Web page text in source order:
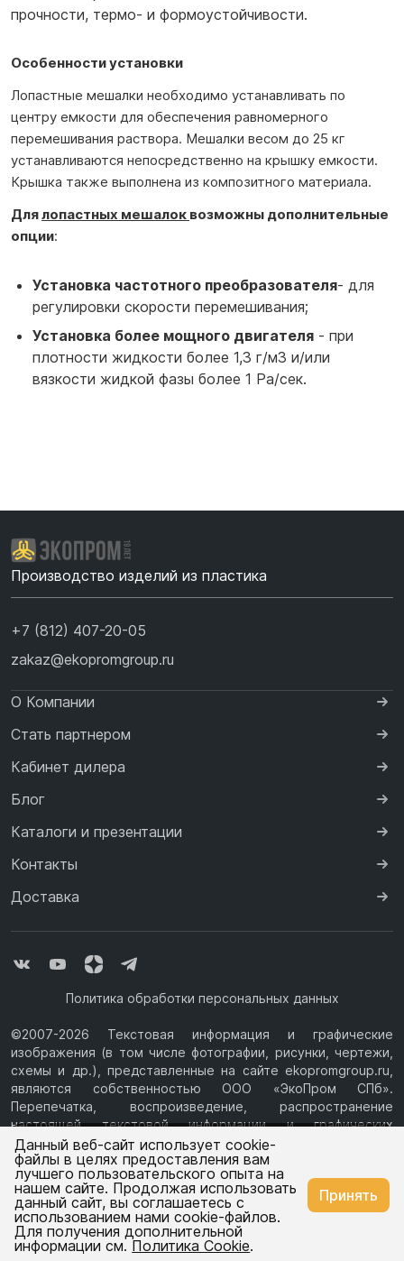
Емкости
для воды
Емкости
для
прочности, термо- и формоустойчивости.
Особенности установки
Лопастные мешалки необходимо устанавливать по
центру емкости для обеспечения равномерного
перемешивания раствора. Мешалки весом до 25 кг
устанавливаются непосредственно на крышку емкости.
Крышка также выполнена из композитного материала.
Длялопастных мешалок возможны дополнительные
опции:
Установка частотного преобразователя- для
регулировки скорости перемешивания;
Установка более мощного двигателя - при
плотности жидкости более 1,3 г/м3 и/или
вязкости жидкой фазы более 1 Ра/сек.
Производство изделий из пластика
+7 (812) 407-20-05
zakaz@ekopromgroup.ru
О Компании
Стать партнером
Кабинет дилера
Блог
Каталоги и презентации
Контакты
Доставка
Политика обработки персональных данных
©2007-2026 Текстовая информация и графические
изображения (в том числе фотографии, рисунки, чертежи,
схемы и др.), представленные на сайте ekopromgroup.ru,
являются собственностью ООО «ЭкоПром СПб».
Перепечатка, воспроизведение, распространение
настоящей текстовой информации и графических
изображений с Сайта возможны только с письменного
разрешения ООО «ЭкоПром СПб» (ИНН 7814376069, ОГРН
1077847433730, Юридический адрес: 194044, г. Санкт-
Петербург, ул.Чугунная, д.14, литера М.) Информация на
сайте ekopromgroup.ru не является публичной офертой.
Ваш город —Санкт-Петербург
Изменить Да, всё верно
Данный веб-сайт использует cookie-
файлы в целях предоставления вам
лучшего пользовательского опыта на
нашем сайте. Продолжая использовать
данный сайт, вы соглашаетесь с
использованием нами cookie-файлов.
Для получения дополнительной
информации см. Политика Cookie.
Принять